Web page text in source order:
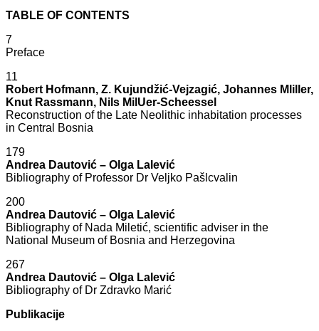
TABLE OF CONTENTS
7
Preface
11
Robert Hofmann, Z. Kujundžić-Vejzagić, Johannes Mliller,
Knut Rassmann, Nils MilUer-Scheessel
Reconstruction of the Late Neolithic inhabitation processes
in Central Bosnia
179
Andrea Dautović – Olga Lalević
Bibliography of Professor Dr Veljko Pašlcvalin
200
Andrea Dautović – Olga Lalević
Bibliography of Nada Miletić, scientific adviser in the
National Museum of Bosnia and Herzegovina
267
Andrea Dautović – Olga Lalević
Bibliography of Dr Zdravko Marić
Publikacije